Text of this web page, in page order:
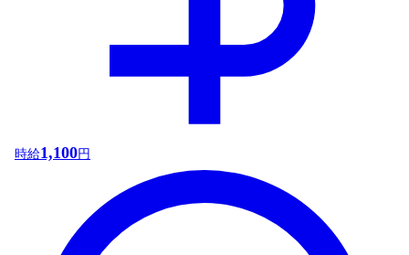
時給1,100円